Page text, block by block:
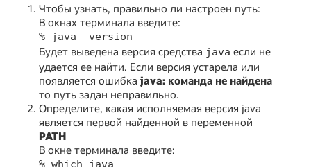
Чтобы узнать, правильно ли настроен путь:
В окнах терминала введите:
% java -version
Будет выведена версия средства java если не
удается ее найти. Если версия устарела или
появляется ошибка java: команда не найдена
то путь задан неправильно.
Определите, какая исполняемая версия java
является первой найденной в переменной
PATH
В окне терминала введите:
% which java